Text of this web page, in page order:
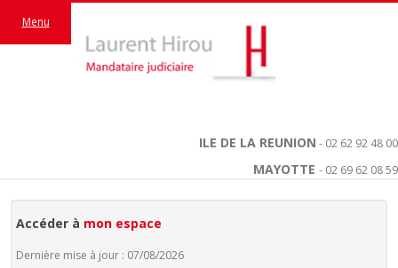
ILE DE LA REUNION - 02 62 92 48 00
MAYOTTE - 02 69 62 08 59
Menu
Accéder à mon espace
Dernière mise à jour : 07/08/2026